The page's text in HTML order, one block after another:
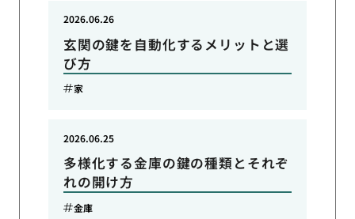
玄関の鍵を自動化するメリットと選
び方
2026.06.26
家
多様化する金庫の鍵の種類とそれぞ
れの開け方
2026.06.25
金庫